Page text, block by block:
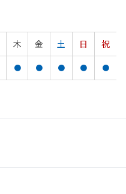
木 金 土 日
祝
● ● ● ● ●